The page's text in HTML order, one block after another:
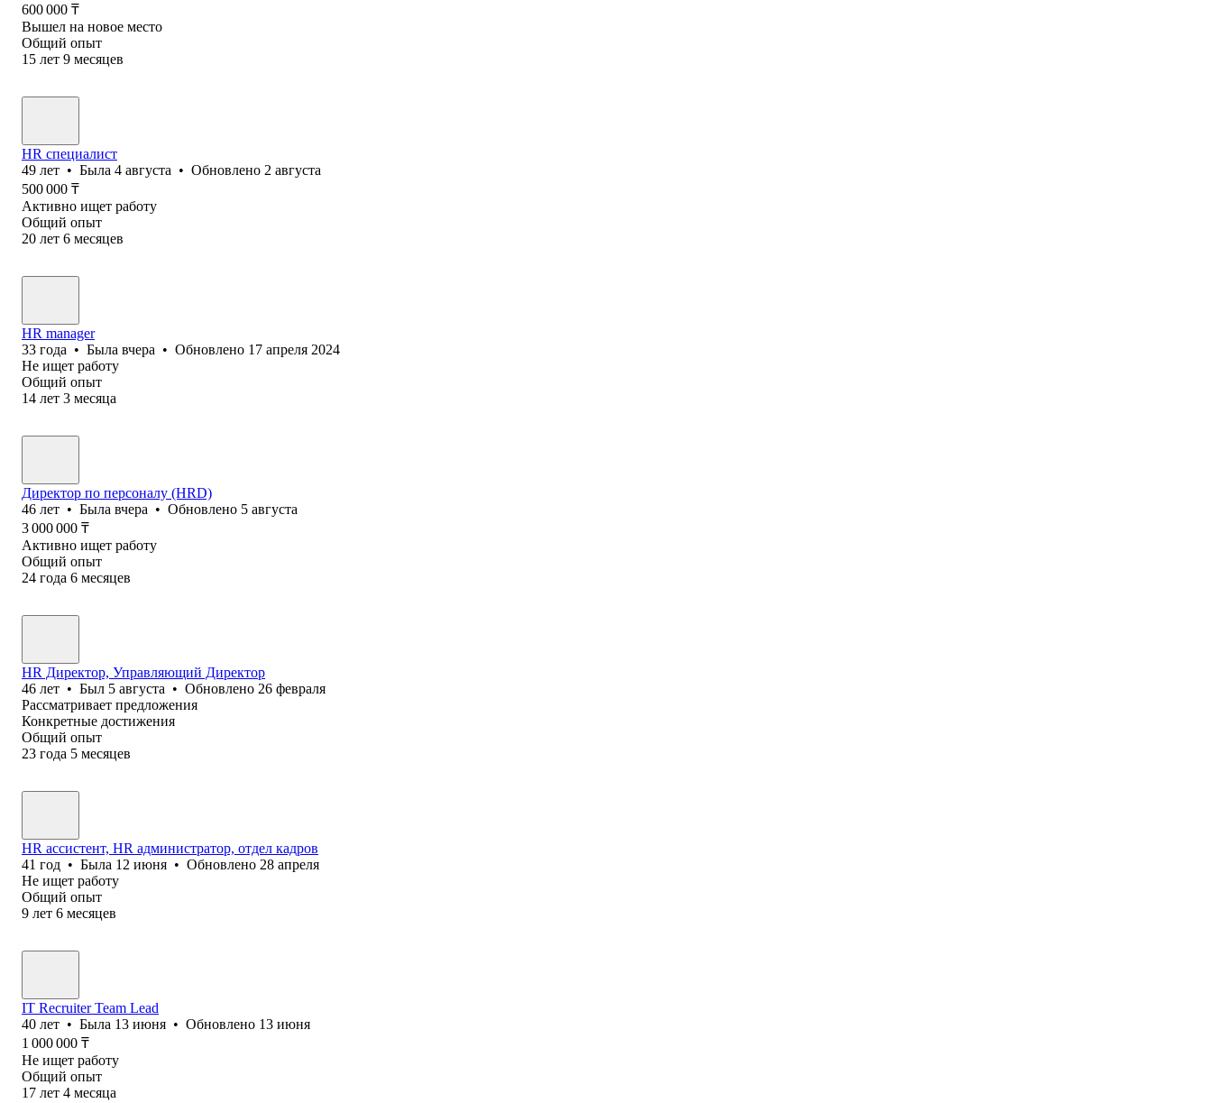
600 000 ₸
Вышел на новое место
Общий опыт
15 лет 9 месяцев
HR специалист
49 лет • Была 4 августа • Обновлено 2 августа
500 000 ₸
Активно ищет работу
Общий опыт
20 лет 6 месяцев
HR manager
33 года • Была вчера • Обновлено 17 апреля 2024
Не ищет работу
Общий опыт
14 лет 3 месяца
Директор по персоналу (HRD)
46 лет • Была вчера • Обновлено 5 августа
3 000 000 ₸
Активно ищет работу
Общий опыт
24 года 6 месяцев
HR Директор, Управляющий Директор
46 лет • Был 5 августа • Обновлено 26 февраля
Рассматривает предложения
Конкретные достижения
Общий опыт
23 года 5 месяцев
HR ассистент, HR администратор, отдел кадров
41 год • Была 12 июня • Обновлено 28 апреля
Не ищет работу
Общий опыт
9 лет 6 месяцев
IT Recruiter Team Lead
40 лет • Была 13 июня • Обновлено 13 июня
1 000 000 ₸
Не ищет работу
Общий опыт
17 лет 4 месяца